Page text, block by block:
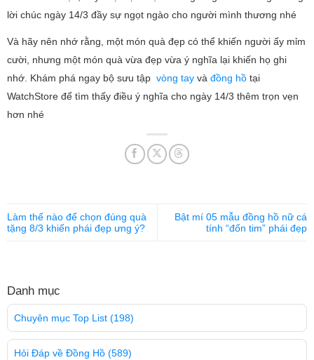
lời chúc ngày 14/3 đầy sự ngọt ngào cho người mình thương nhé
Và hãy nên nhớ rằng, một món quà đẹp có thể khiến người ấy mỉm
cười, nhưng một món quà vừa đẹp vừa ý nghĩa lại khiến họ ghi
nhớ. Khám phá ngay bộ sưu tập vòng tay và đồng hồ tại
WatchStore để tìm thấy điều ý nghĩa cho ngày 14/3 thêm trọn vẹn
hơn nhé
Làm thế nào để chọn đúng quà
tặng 8/3 khiến phái đẹp ưng ý?
Bật mí 05 mẫu đồng hồ nữ cá
tính “đốn tim” phái đẹp
Danh mục
Chuyên mục Top List (198)
Hỏi Đáp về Đồng Hồ (589)